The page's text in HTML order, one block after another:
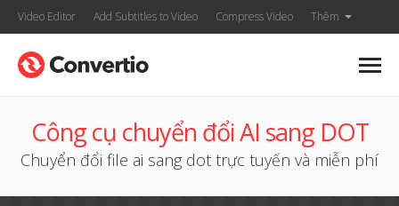
Video Editor Add Subtitles to Video Compress Video Thêm
Công cụ chuyển đổi AI sang DOT
Chuyển đổi file ai sang dot trực tuyến và miễn phí